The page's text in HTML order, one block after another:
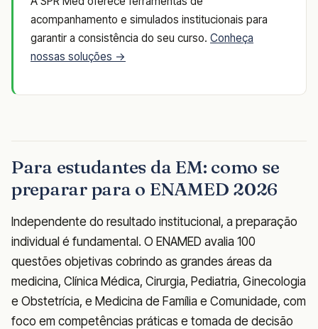
acompanhamento e simulados institucionais para
garantir a consistência do seu curso. Conheça
nossas soluções →
Para estudantes da EM: como se
preparar para o ENAMED 2026
Independente do resultado institucional, a preparação
individual é fundamental. O ENAMED avalia 100
questões objetivas cobrindo as grandes áreas da
medicina, Clínica Médica, Cirurgia, Pediatria, Ginecologia
e Obstetrícia, e Medicina de Família e Comunidade, com
foco em competências práticas e tomada de decisão